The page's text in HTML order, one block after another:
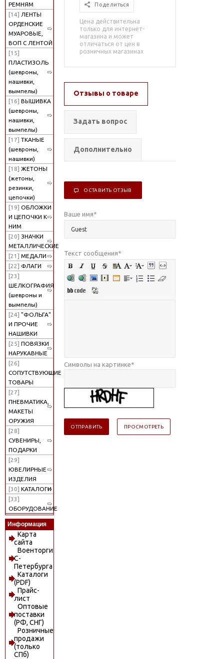
РЕМНЯМ
[14] ЛЕНТЫ
ОРДЕНСКИЕ
МУАРОВЫЕ,
ВОП С ЛЕНТОЙ
[15]
ПЛАСТИЗОЛЬ
(шевроны,
нашивки,
вымпелы)
[16] ВЫШИВКА
(шевроны,
нашивки,
вымпелы)
[17] ТКАНЫЕ
(шевроны,
нашивки)
[18] ЖЕТОНЫ
(жетоны,
резинки,
цепочки)
[19] ОБЛОЖКИ
И ЦЕПОЧКИ К
НИМ
[20] ЗНАЧКИ
МЕТАЛЛИЧЕСКИЕ
[21] МЕДАЛИ
[22] ФЛАГИ
[23]
ШЕЛКОГРАФИЯ
(шевроны и
вымпелы)
[24] "ФОЛЬГА"
И ПРОЧИЕ
НАШИВКИ
[25] ПОВЯЗКИ
НАРУКАВНЫЕ
[26]
СОПУТСТВУЮЩИЕ
ТОВАРЫ
[27]
ПНЕВМАТИКА,
МАКЕТЫ
ОРУЖИЯ
[28]
СУВЕНИРЫ,
ПОДАРКИ
[29]
ЮВЕЛИРНЫЕ
ИЗДЕЛИЯ
[30] КАТАЛОГИ
[33]
ОБОРУДОВАНИЕ
Информация
Карта
сайта
Военторги
С-
Петербурга
Каталоги
(PDF)
Прайс-
лист
Оптовые
поставки
(РФ, СНГ)
Розничные
продажи
(только
СПб)
Поделиться
Цена действительна
только для интернет-
магазина и может
отличаться от цен в
розничных магазинах
Отзывы о товаре
Задать вопрос
Дополнительно
ОСТАВИТЬ ОТЗЫВ
Ваше имя*
Текст сообщения*
Символы на картинке*